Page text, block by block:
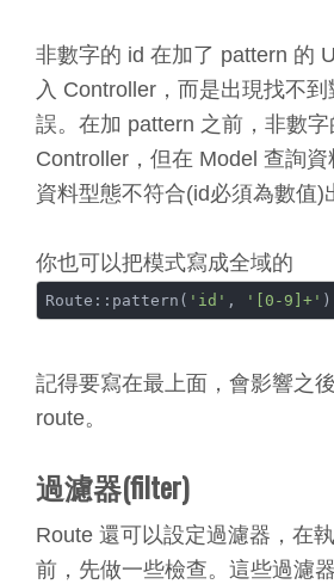
非數字的 id 在加了 pattern 的
入 Controller，而是出現找不
誤。在加 pattern 之前，非數
Controller，但在 Model 查詢
資料型態不符合(id必須為數值)
你也可以把模式寫成全域的
Route::pattern( 'id' , '[0-9]+'
記得要寫在最上面，會影響之
route。
過濾器(filter)
Route 還可以設定過濾器，在
前，先做一些檢查。這些過濾